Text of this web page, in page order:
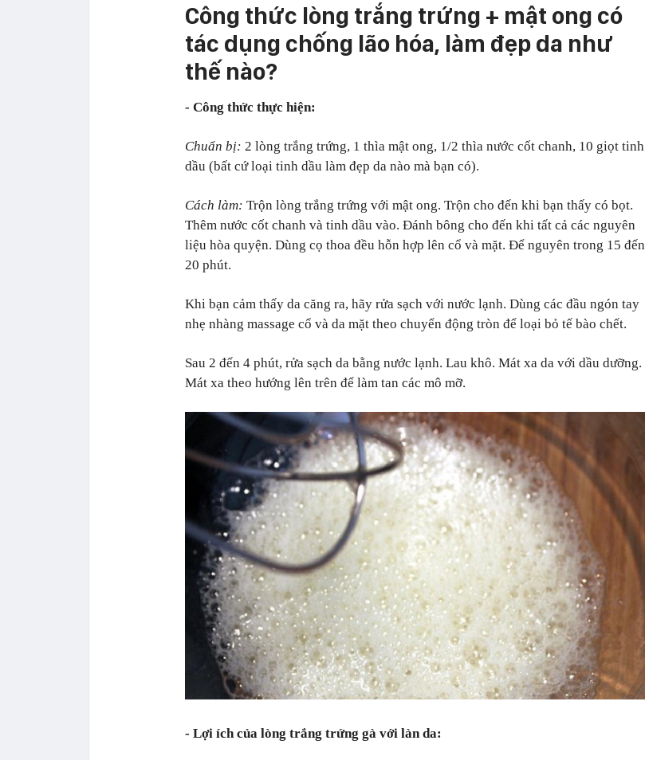
Công thức lòng trắng trứng + mật ong có
tác dụng chống lão hóa, làm đẹp da như
thế nào?
- Công thức thực hiện:
Chuẩn bị: 2 lòng trắng trứng, 1 thìa mật ong, 1/2 thìa nước cốt chanh, 10 giọt tinh
dầu (bất cứ loại tinh dầu làm đẹp da nào mà bạn có).
Cách làm: Trộn lòng trắng trứng với mật ong. Trộn cho đến khi bạn thấy có bọt.
Thêm nước cốt chanh và tinh dầu vào. Đánh bông cho đến khi tất cả các nguyên
liệu hòa quyện. Dùng cọ thoa đều hỗn hợp lên cổ và mặt. Để nguyên trong 15 đến
20 phút.
Khi bạn cảm thấy da căng ra, hãy rửa sạch với nước lạnh. Dùng các đầu ngón tay
nhẹ nhàng massage cổ và da mặt theo chuyển động tròn để loại bỏ tế bào chết.
Sau 2 đến 4 phút, rửa sạch da bằng nước lạnh. Lau khô. Mát xa da với dầu dưỡng.
Mát xa theo hướng lên trên để làm tan các mô mỡ.
- Lợi ích của lòng trắng trứng gà với làn da: